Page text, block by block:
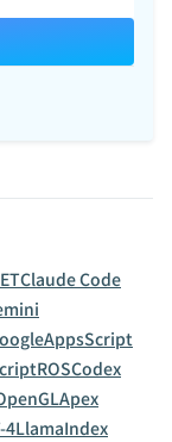
Claude Code
ROSCodex
Apex
4LlamaIndex